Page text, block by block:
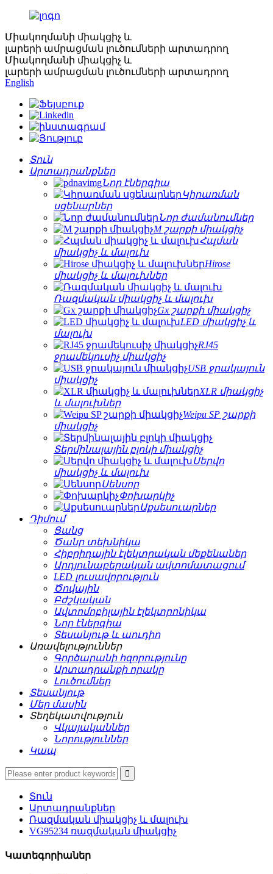
Միակողմանի միակցիչ և
լարերի ամրացման լուծումների արտադրող
Միակողմանի միակցիչ և
լարերի ամրացման լուծումների արտադրող
English
Տուն
Արտադրանքներ
Նոր էներգիա
Կիրառման
սցենարներ
Նոր ժամանումներ
M շարքի միակցիչ
Հպման
միակցիչ և մալուխ
Hirose
միակցիչ և մալուխներ
Ռազմական միակցիչ և մալուխ
Gx շարքի միակցիչ
LED միակցիչ և
մալուխ
RJ45
ջրամեկուսիչ միակցիչ
USB ջրակայուն
միակցիչ
XLR միակցիչ
և մալուխներ
Weipu SP շարքի
միակցիչ
Տերմինալային բլոկի միակցիչ
Սերվո
միակցիչ և մալուխ
Սենսոր
Փոխարկիչ
Աքսեսուարներ
Դիմում
Ցանց
Ծանր տեխնիկա
Հիբրիդային էլեկտրական մեքենաներ
Արդյունաբերական ավտոմատացում
LED լուսավորություն
Ծովային
Բժշկական
Ավտոմոբիլային էլեկտրոնիկա
Նոր էներգիա
Տեսանյութ և աուդիո
Առավելություններ
Գործարանի հզորությունը
Արտադրանքի որակը
Լուծումներ
Տեսանյութ
Մեր մասին
Տեղեկատվություն
Վկայականներ
Նորություններ
Կապ
Տուն
Արտադրանքներ
Ռազմական միակցիչ և մալուխ
VG95234 ռազմական միակցիչ
Կատեգորիաներ